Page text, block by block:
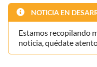
NOTICIA EN
Estamos recopilando
noticia, quédate